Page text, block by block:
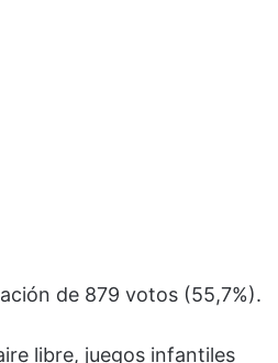
de 879 votos (55,7%).
libre, juegos infantiles